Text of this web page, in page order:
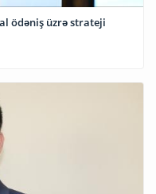
ödəniş üzrə strateji